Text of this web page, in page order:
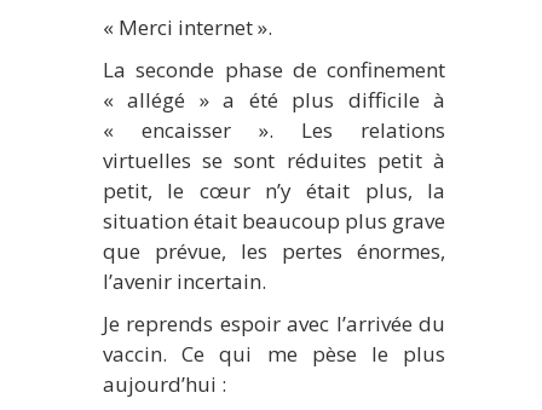
« Merci internet ».
La seconde phase de confinement
« allégé » a été plus difficile à
« encaisser ». Les relations
virtuelles se sont réduites petit à
petit, le cœur n’y était plus, la
situation était beaucoup plus grave
que prévue, les pertes énormes,
l’avenir incertain.
Je reprends espoir avec l’arrivée du
vaccin. Ce qui me pèse le plus
aujourd’hui :